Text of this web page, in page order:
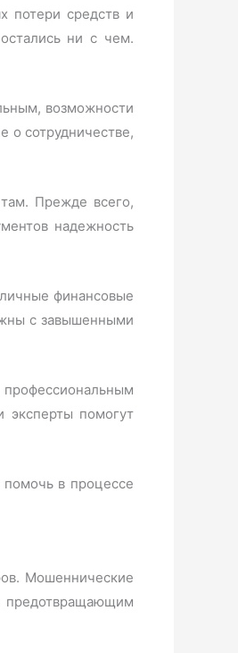
потери средств и
ни с чем.
возможности
о сотрудничестве,
Прежде всего,
надежность
финансовые
с завышенными
профессиональным
помогут
в процессе
Мошеннические
предотвращающим